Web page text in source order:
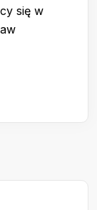
się w